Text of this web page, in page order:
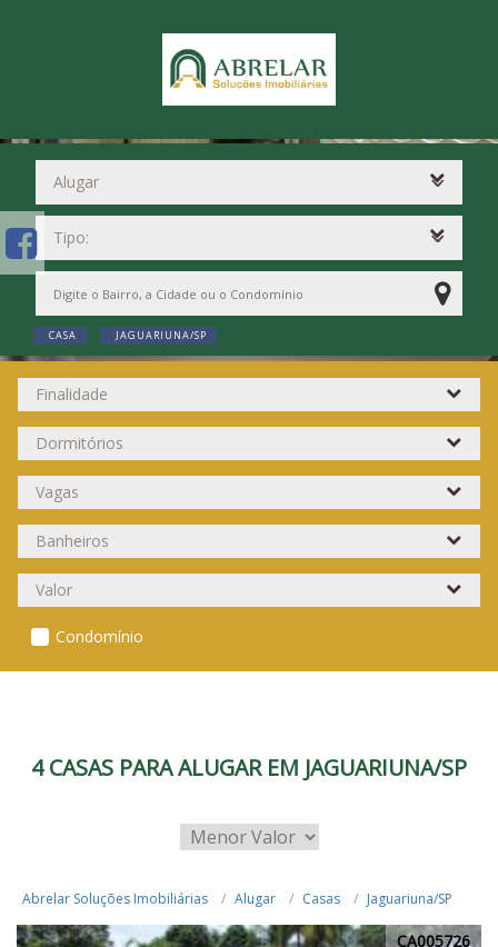
CASA JAGUARIUNA/SP
Condomínio
4 CASAS PARA ALUGAR EM JAGUARIUNA/SP
Abrelar Soluções Imobiliárias Alugar Casas Jaguariuna/SP
CA005726